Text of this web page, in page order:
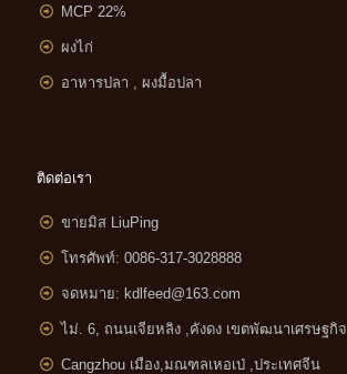
MCP 22%
ผงไก่
อาหารปลา , ผงมื้อปลา
ติดต่อเรา
ขายมิส LiuPing
โทรศัพท์: 0086-317-3028888
จดหมาย: kdlfeed@163.com
ไม่. 6, ถนนเจียหลิง ,คังดง เขตพัฒนาเศรษฐกิจ
Cangzhou เมือง,มณฑลเหอเป่ ,ประเทศจีน